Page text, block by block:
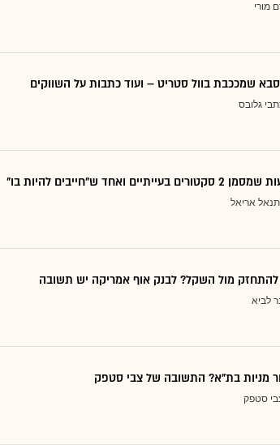
מורי
שמככבת בוול סטריט – ועוד כתבות על השווקים
גלובס
ואחד ש"חייבים להיות בו"
אריאל
להתחזק מול השקל? לבנק אוף אמריקה יש תשובה
לביא
מניות בת"א? התשובה של צבי סטפק
סטפק